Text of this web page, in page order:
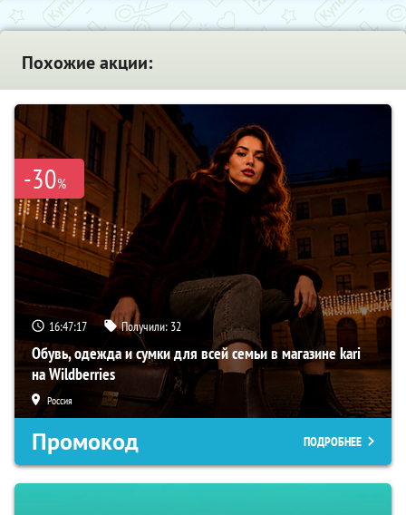
Похожие акции:
-30%
16:47:16 Получили: 32
Обувь, одежда и сумки для всей семьи в магазине kari
на Wildberries
Россия
Промокод ПОДРОБНЕЕ